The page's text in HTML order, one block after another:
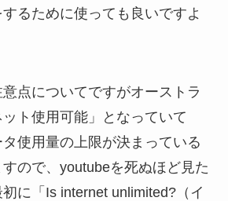
るために使っても良いですよ
点についてですがオーストラ
ト使用可能」となっていて
使用量の上限が決まっている
ので、youtubeを死ぬほど見た
に「Is internet unlimited?（イ